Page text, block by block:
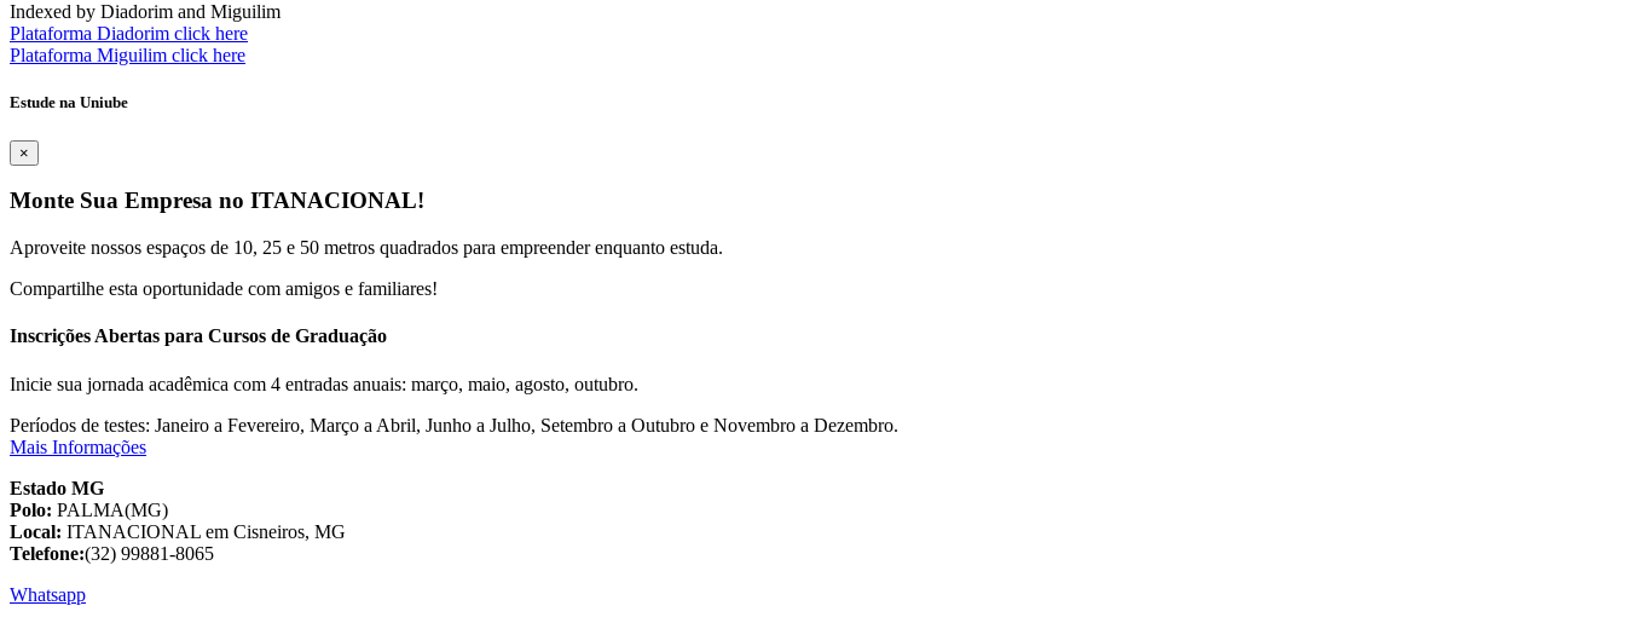
Indexed by Diadorim and Miguilim
Plataforma Diadorim click here
Plataforma Miguilim click here
Estude na Uniube
×
Monte Sua Empresa no ITANACIONAL!
Aproveite nossos espaços de 10, 25 e 50 metros quadrados para empreender enquanto estuda.
Compartilhe esta oportunidade com amigos e familiares!
Inscrições Abertas para Cursos de Graduação
Inicie sua jornada acadêmica com 4 entradas anuais: março, maio, agosto, outubro.
Períodos de testes: Janeiro a Fevereiro, Março a Abril, Junho a Julho, Setembro a Outubro e Novembro a Dezembro.
Mais Informações
Estado MG
Polo: PALMA(MG)
Local: ITANACIONAL em Cisneiros, MG
Telefone:(32) 99881-8065
Whatsapp